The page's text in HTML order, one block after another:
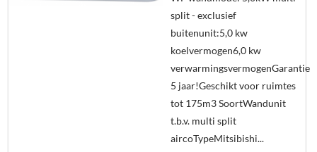
Offerte
winkelmand
split - exclusief
buitenunit:5,0 kw
koelvermogen6,0 kw
verwarmingsvermogenGarantie
5 jaar!Geschikt voor ruimtes
tot 175m3 SoortWandunit
t.b.v. multi split
aircoTypeMitsibishi...